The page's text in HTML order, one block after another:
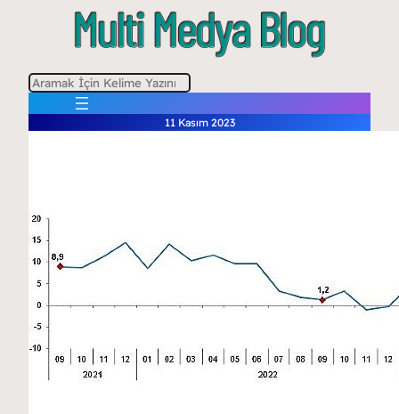
A
a
11 Kasım 2023